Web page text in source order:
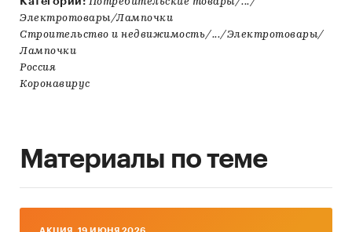
Электротовары/Лампочки
Строительство и недвижимость/.../Электротовары/
Лампочки
Россия
Коронавирус
Материалы по теме